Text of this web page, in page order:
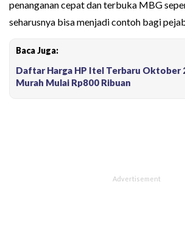
penanganan cepat dan terbuka MBG
seharusnya bisa menjadi contoh bagi
Baca Juga:
Daftar Harga HP Itel Terbaru Oktober
Murah Mulai Rp800 Ribuan